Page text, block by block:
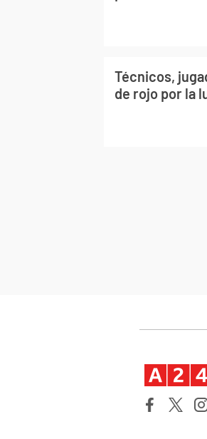
Técnicos,
de rojo por la